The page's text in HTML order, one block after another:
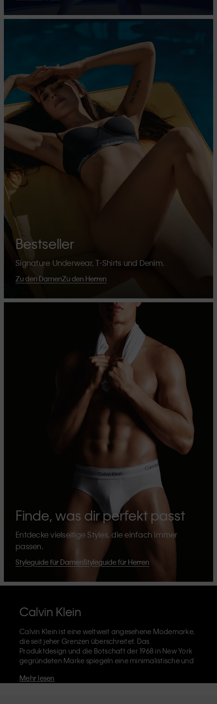
Bestseller
Signature Underwear, T-Shirts und Denim.
Zu den DamenZu den Herren
Finde, was dir perfekt passt
Entdecke vielseitige Styles, die einfach immer
passen.
Styleguide für DamenStyleguide für Herren
Calvin Klein
Calvin Klein ist eine weltweit angesehene Modemarke,
die seit jeher Grenzen überschreitet. Das
Produktdesign und die Botschaft der 1968 in New York
gegründeten Marke spiegeln eine minimalistische und
Selbstentfaltung zelebriert. Die Marke Calvin Klein ist
Mehr lesen